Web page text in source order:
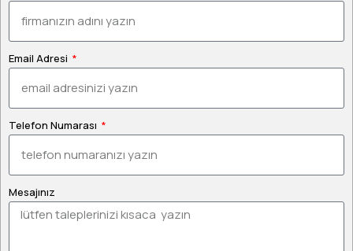
Email Adresi
Telefon Numarası
Mesajınız